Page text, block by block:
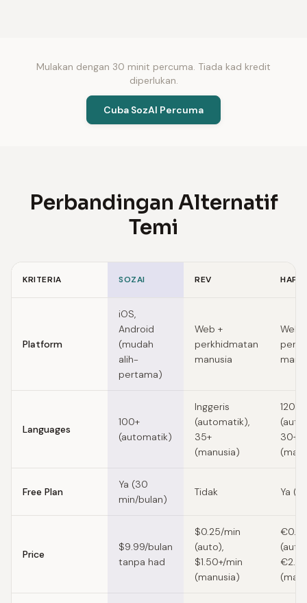
Mulakan dengan 30 minit percuma. Tiada kad kredit
diperlukan.
Cuba SozAI Percuma
Perbandingan Alternatif
Temi
KRITERIA SOZAI REV
Platform
iOS,
Android
(mudah
alih-
pertama)
Web +
perkhidmatan
manusia
Web
Languages
100+
(automatik)
Inggeris
(automatik),
35+
(manusia)
120+
30+
Free Plan
Ya (30
min/bulan)
Tidak Ya
Price
$9.99/bulan
tanpa had
$0.25/min
(auto),
$1.50+/min
(manusia)